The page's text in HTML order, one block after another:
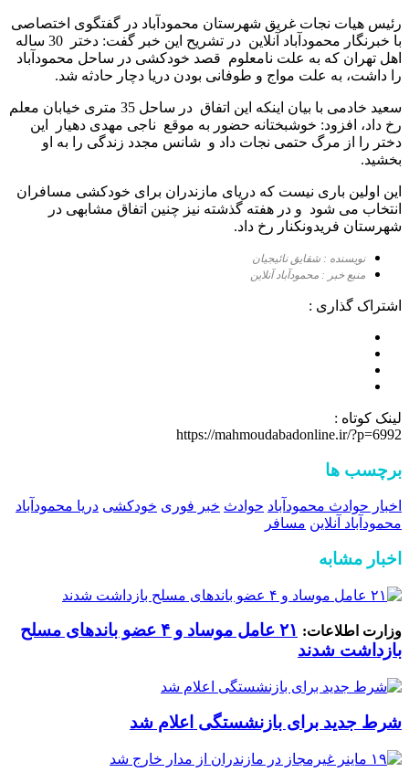
رئیس هیات نجات غریق شهرستان محمودآباد در گفتگوی اختصاصی
با خبرنگار محمودآباد آنلاین در تشریح این خبر گفت: دختر 30 ساله
اهل تهران که به علت نامعلوم قصد خودکشی در ساحل محمودآباد
را داشت، به علت مواج و طوفانی بودن دریا دچار حادثه شد.
سعید خادمی با بیان اینکه این اتفاق در ساحل 35 متری خیابان معلم
رخ داد، افزود: خوشبختانه حضور به موقع ناجی مهدی دهیار این
دختر را از مرگ حتمی نجات داد و شانس مجدد زندگی را به او
بخشید.
این اولین باری نیست که دریای مازندران برای خودکشی مسافران
انتخاب می شود و در هفته گذشته نیز چنین اتفاق مشابهی در
شهرستان فریدونکنار رخ داد.
نویسنده : شقایق نائیجیان
منبع خبر : محمودآباد آنلاین
اشتراک گذاری :
لینک کوتاه :
https://mahmoudabadonline.ir/?p=6992
برچسب ها
اخبار حوادث محمودآباد حوادث خبر فوری خودکشی دریا محمودآباد
محمودآباد آنلاین مسافر
اخبار مشابه
وزارت اطلاعات:
۲۱ عامل موساد و ۴ عضو باند‌های مسلح
بازداشت شدند
شرط جدید برای بازنشستگی اعلام شد